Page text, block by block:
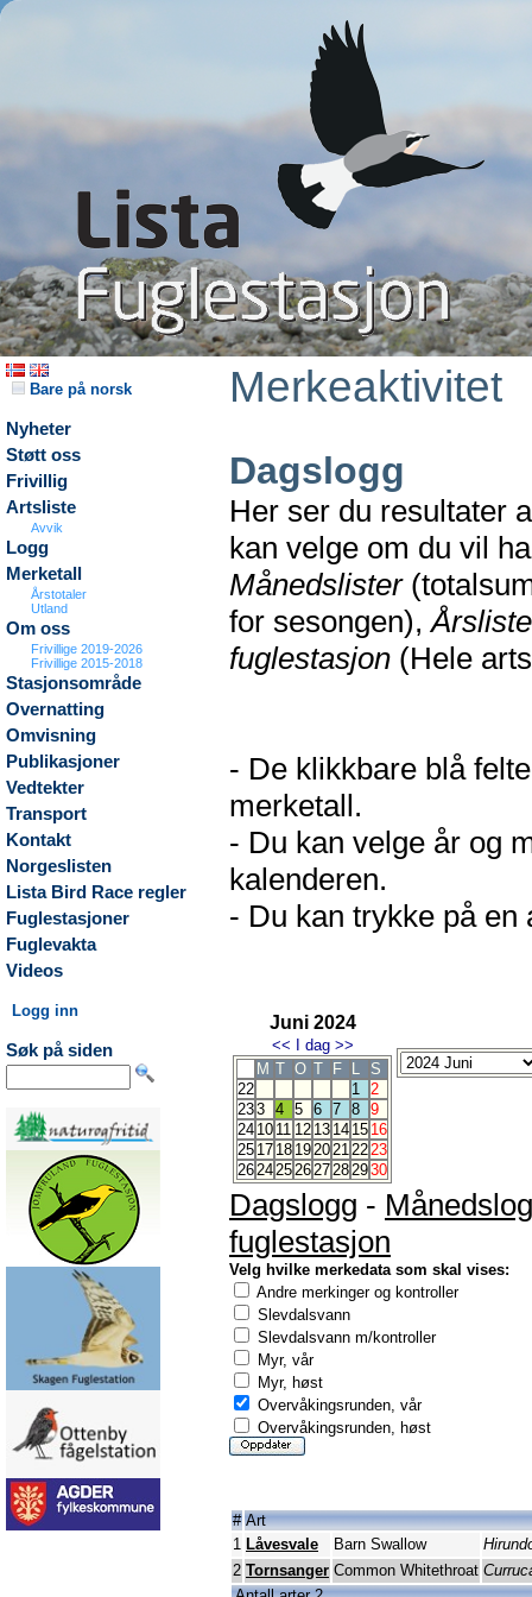
Bare på norsk
Nyheter
Støtt oss
Frivillig
Artsliste
Avvik
Logg
Merketall
Årstotaler
Utland
Om oss
Frivillige 2019-2026
Frivillige 2015-2018
Stasjonsområde
Overnatting
Omvisning
Publikasjoner
Vedtekter
Transport
Kontakt
Norgeslisten
Lista Bird Race regler
Fuglestasjoner
Fuglevakta
Videos
Logg inn
Søk på siden
Merkeaktivitet
Dagslogg
Her ser du resultater
kan velge om du vil
Månedslister
for sesongen),
fuglestasjon (Hele
- De klikkbare blå
merketall.
- Du kan velge år og
kalenderen.
- Du kan trykke på en
Juni 2024
<< I dag >>
M T O T F L
S
22
1 2
233 4 5 6 7 8 9
24 10 11 12 13 14 15 16
25 17 18 1920212223
2624252627282930
Dagslogg -
fuglestasjon
Velg hvilke merkedata som skal vises:
Andre merkinger og kontroller
Slevdalsvann
Slevdalsvann m/kontroller
Myr, vår
Myr, høst
Overvåkingsrunden, vår
Overvåkingsrunden, høst
# Art
1 Låvesvale Barn Swallow
2 Tornsanger Common Whitethroat